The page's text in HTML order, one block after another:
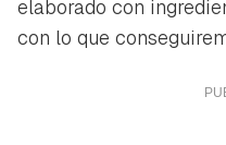
elaborado con
con lo que